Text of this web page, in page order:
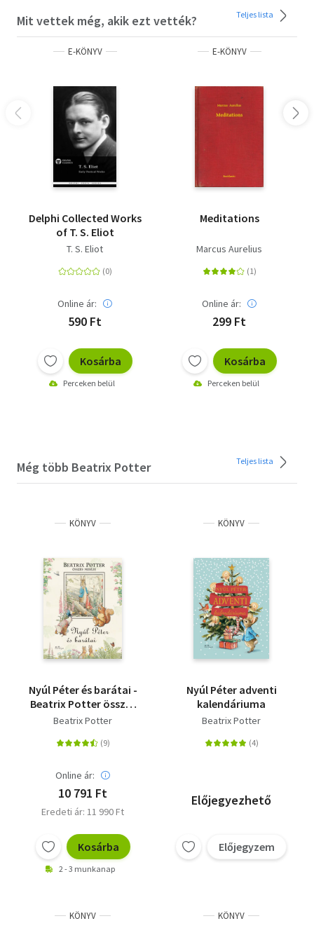
Mit vettek még, akik ezt vették? Teljes lista
E-KÖNYV
Delphi Collected Works
of T. S. Eliot
T. S. Eliot
Online ár:
590 Ft
Kosárba
Perceken belül
E-KÖNYV
Meditations
Marcus Aurelius
Online ár:
299 Ft
Kosárba
Perceken belül
Még több Beatrix Potter Teljes lista
KÖNYV
Nyúl Péter és barátai -
Beatrix Potter összes
meséje
Beatrix Potter
Online ár:
10 791 Ft
Eredeti ár: 11 990 Ft
Kosárba
2 - 3 munkanap
KÖNYV
Nyúl Péter adventi
kalendáriuma
Beatrix Potter
Előjegyezhető
Előjegyzem
KÖNYV KÖNYV